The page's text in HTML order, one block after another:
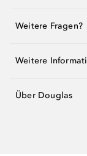
Weitere Fragen?
Weitere
Über Douglas